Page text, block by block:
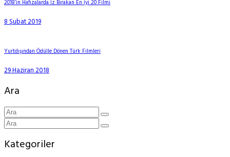
2018’in Hafızalarda İz Bırakan En İyi 20 Filmi
8 Şubat 2019
Yurtdışından Ödülle Dönen Türk Filmleri
29 Haziran 2018
Ara
Kategoriler